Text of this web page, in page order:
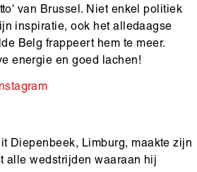
van Brussel. Niet enkel politiek
inspiratie, ook het alledaagse
Belg frappeert hem te meer.
energie en goed lachen!
Diepenbeek, Limburg, maakte zijn
alle wedstrijden waaraan hij